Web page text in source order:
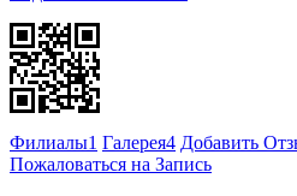
Филиалы1 Галерея4 Добавить
Пожаловаться на Запись